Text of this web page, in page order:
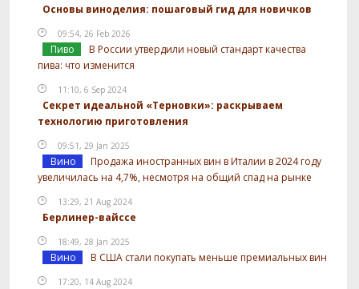
Основы виноделия: пошаговый гид для новичков
09:54, 26 Feb 2026
Пиво
В России утвердили новый стандарт качества
пива: что изменится
11:10, 6 Sep 2024
Секрет идеальной «Терновки»: раскрываем
технологию приготовления
09:51, 29 Jan 2025
Вино
Продажа иностранных вин в Италии в 2024 году
увеличилась на 4,7%, несмотря на общий спад на рынке
13:29, 21 Aug 2024
Берлинер-вайссе
18:49, 28 Jan 2025
Вино В США стали покупать меньше премиальных вин
17:20, 14 Aug 2024